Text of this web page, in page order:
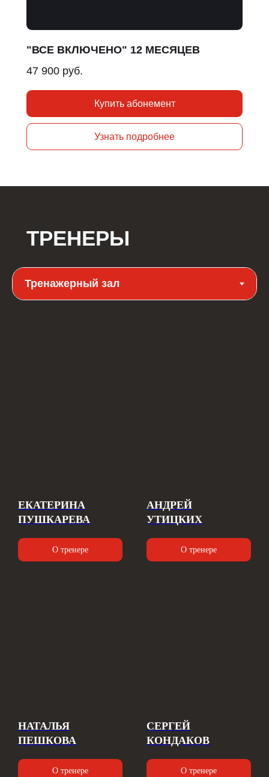
47 900 руб.
"ВСЕ ВКЛЮЧЕНО" 12 МЕСЯЦЕВ
Узнать подробнее
Купить абонемент
ТРЕНЕРЫ
ЕКАТЕРИНА
ПУШКАРЕВА
О тренере
АНДРЕЙ
УТИЦКИХ
О тренере
НАТАЛЬЯ
ПЕШКОВА
О тренере
СЕРГЕЙ
КОНДАКОВ
О тренере